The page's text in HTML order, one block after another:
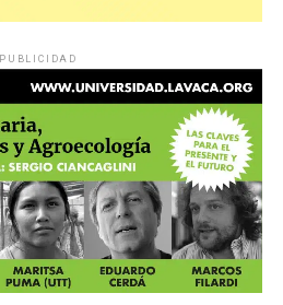
PUBLICIDAD